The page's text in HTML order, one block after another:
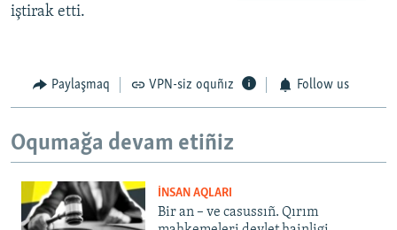
iştirak etti.
Paylaşmaq VPN-siz oquñız Follow us
Oqumağa devam etiñiz
İNSAN AQLARI
Bir an – ve casussıñ. Qırım